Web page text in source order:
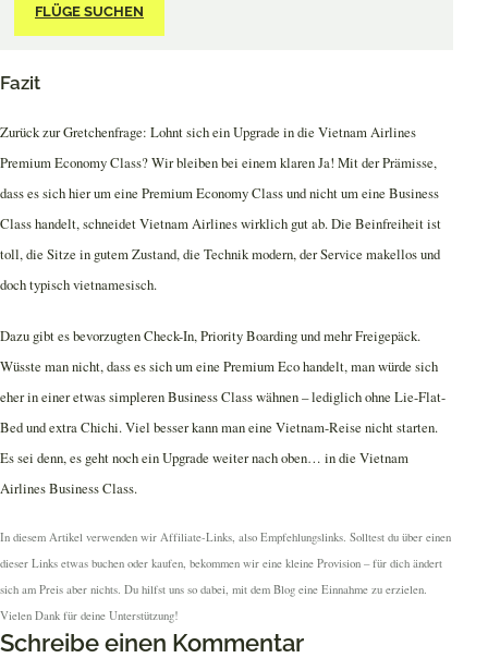
FLÜGE SUCHEN
Fazit
Zurück zur Gretchenfrage: Lohnt sich ein Upgrade in die Vietnam Airlines
Premium Economy Class? Wir bleiben bei einem klaren Ja! Mit der Prämisse,
dass es sich hier um eine Premium Economy Class und nicht um eine Business
Class handelt, schneidet Vietnam Airlines wirklich gut ab. Die Beinfreiheit ist
toll, die Sitze in gutem Zustand, die Technik modern, der Service makellos und
doch typisch vietnamesisch.
Dazu gibt es bevorzugten Check-In, Priority Boarding und mehr Freigepäck.
Wüsste man nicht, dass es sich um eine Premium Eco handelt, man würde sich
eher in einer etwas simpleren Business Class wähnen – lediglich ohne Lie-Flat-
Bed und extra Chichi. Viel besser kann man eine Vietnam-Reise nicht starten.
Es sei denn, es geht noch ein Upgrade weiter nach oben… in die Vietnam
Airlines Business Class.
In diesem Artikel verwenden wir Affiliate-Links, also Empfehlungslinks. Solltest du über einen
dieser Links etwas buchen oder kaufen, bekommen wir eine kleine Provision – für dich ändert
sich am Preis aber nichts. Du hilfst uns so dabei, mit dem Blog eine Einnahme zu erzielen.
Vielen Dank für deine Unterstützung!
Schreibe einen Kommentar